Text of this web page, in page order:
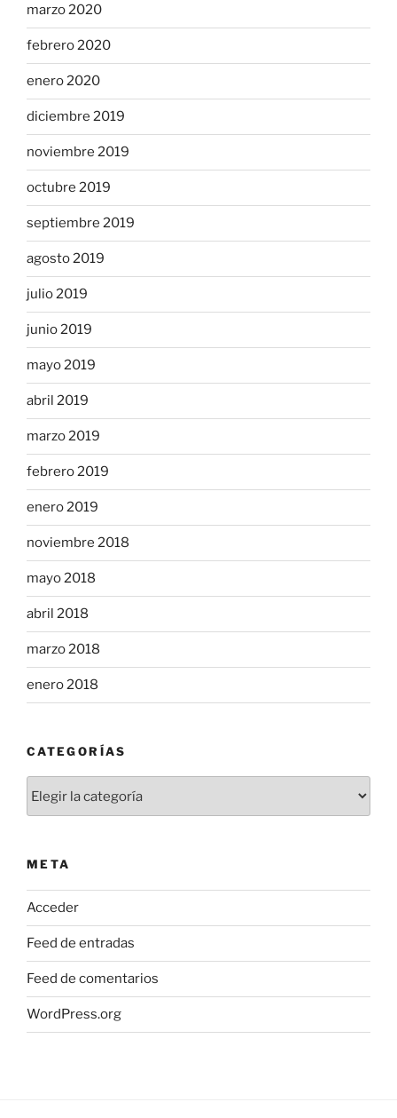
marzo 2020
febrero 2020
enero 2020
diciembre 2019
noviembre 2019
octubre 2019
septiembre 2019
agosto 2019
julio 2019
junio 2019
mayo 2019
abril 2019
marzo 2019
febrero 2019
enero 2019
noviembre 2018
mayo 2018
abril 2018
marzo 2018
enero 2018
CATEGORÍAS
META
Acceder
Feed de entradas
Feed de comentarios
WordPress.org